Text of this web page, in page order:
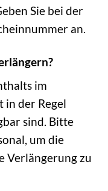
Sie bei der
an.
im
in der Regel
sind. Bitte
um die
Verlängerung zu